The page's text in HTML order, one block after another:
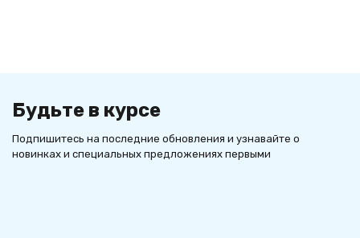
Будьте в курсе
Подпишитесь на последние обновления и узнавайте о
новинках и специальных предложениях первыми